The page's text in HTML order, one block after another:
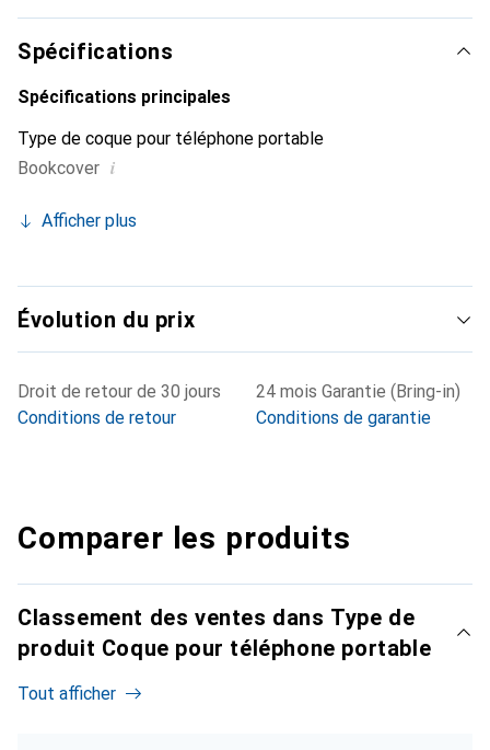
ses produits de haute qualité, la marque Noreve est un
choix fiable pour une clientèle exigeante.
Spécifications
Spécifications principales
Type de coque pour téléphone portable
Bookcover i
Afficher plus
Évolution du prix
Droit de retour de 30 jours
Conditions de retour
24 mois Garantie (Bring-in)
Conditions de garantie
Comparer les produits
Classement des ventes dans Type de
produit Coque pour téléphone portable
Tout afficher